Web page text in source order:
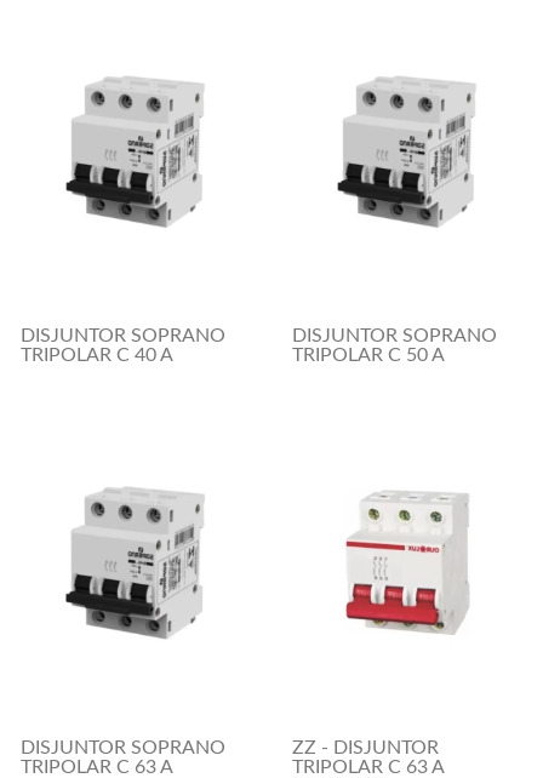
DISJUNTOR SOPRANO
TRIPOLAR C 40 A
DISJUNTOR SOPRANO
TRIPOLAR C 50 A
DISJUNTOR SOPRANO
TRIPOLAR C 63 A
ZZ - DISJUNTOR
TRIPOLAR C 63 A